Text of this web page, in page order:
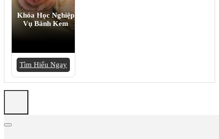
Khóa Học Nghiệp
Vụ Bánh Kem
Tìm Hiểu Ngay